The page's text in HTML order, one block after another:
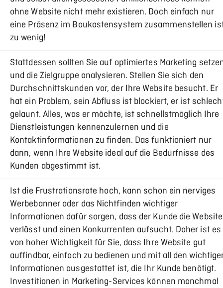
ohne Website nicht mehr existieren. Doch einfach nur
eine Präsenz im Baukastensystem zusammenstellen
zu wenig!
Stattdessen sollten Sie auf optimiertes Marketing
und die Zielgruppe analysieren. Stellen Sie sich den
Durchschnittskunden vor, der Ihre Website besucht. Er
hat ein Problem, sein Abfluss ist blockiert, er ist
gelaunt. Alles, was er möchte, ist schnellstmöglich Ihre
Dienstleistungen kennenzulernen und die
Kontaktinformationen zu finden. Das funktioniert nur
dann, wenn Ihre Website ideal auf die Bedürfnisse des
Kunden abgestimmt ist.
Ist die Frustrationsrate hoch, kann schon ein nerviges
Werbebanner oder das Nichtfinden wichtiger
Informationen dafür sorgen, dass der Kunde die Website
verlässt und einen Konkurrenten aufsucht. Daher ist es
von hoher Wichtigkeit für Sie, dass Ihre Website gut
auffindbar, einfach zu bedienen und mit all den
Informationen ausgestattet ist, die Ihr Kunde benötigt.
Investitionen in Marketing-Services können manchmal